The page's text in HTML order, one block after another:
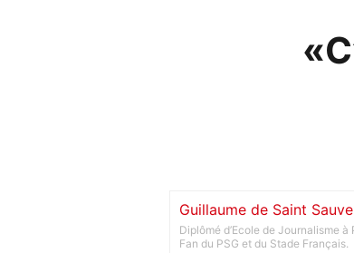
Guillaume de Saint
Diplômé d’Ecole de Journalisme
Fan du PSG et du Stade Français.